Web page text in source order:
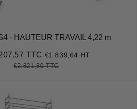
- HAUTEUR TRAVAIL 4,22 m
TTC €2.207,57
€1.839,64 HT
Prix
€2.821,80 TTC€2.821,80